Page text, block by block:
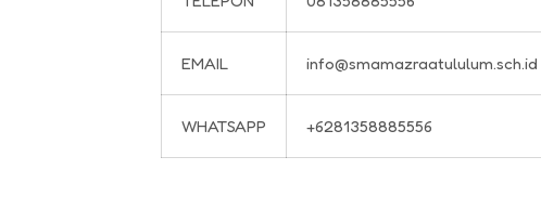
EMAIL info@smamazraatululum.sch.id
WHATSAPP +6281358885556